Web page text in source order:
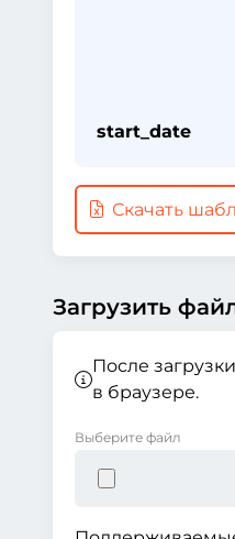
start_date
Скачать
Загрузить
После
в браузере.
Выберите файл